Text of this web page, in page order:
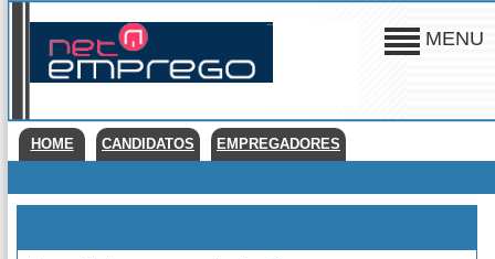
MENU
HOME CANDIDATOS EMPREGADORES